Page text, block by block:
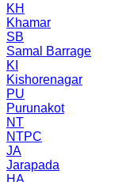
KH
Khamar
SB
Samal Barrage
KI
Kishorenagar
PU
Purunakot
NT
NTPC
JA
Jarapada
HA